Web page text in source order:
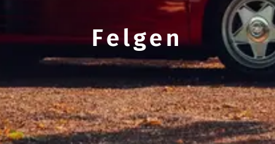
Felgen